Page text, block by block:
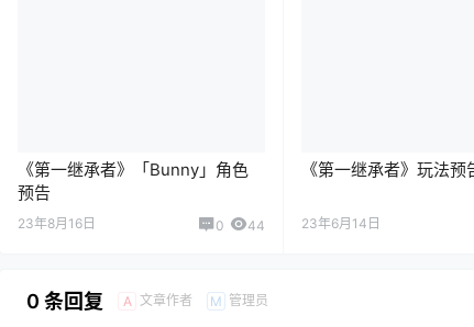
《第一继承者》「Bunny」角色
预告
23年8月16日 0 44
《第一继承者》玩法预
23年6月14日
0 条回复 A 文章作者 M 管理员